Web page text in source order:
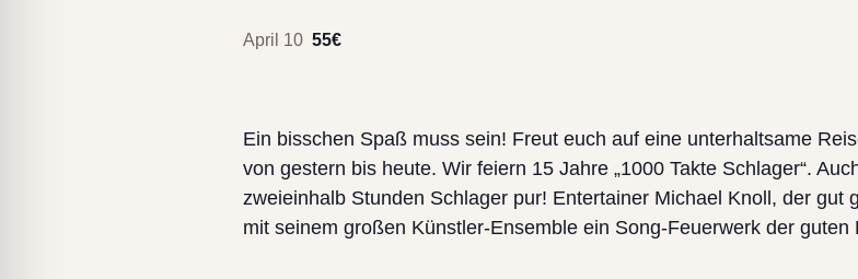
April 10 55€
Ein bisschen Spaß muss sein! Freut euch auf eine unterhaltsame
von gestern bis heute. Wir feiern 15 Jahre „1000 Takte Schlager“.
zweieinhalb Stunden Schlager pur! Entertainer Michael Knoll, der gut
mit seinem großen Künstler-Ensemble ein Song-Feuerwerk der